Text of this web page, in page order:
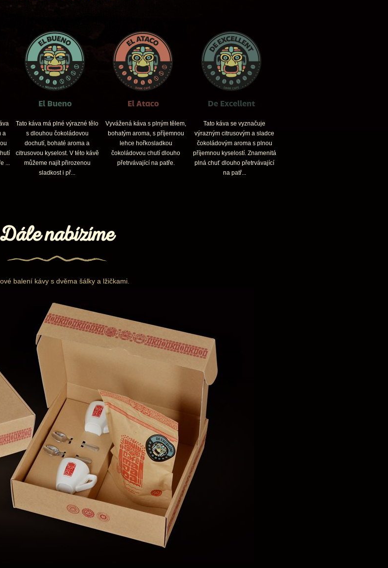
El Bueno El Ataco De Excellent
a
...
Tato káva má plné výrazné tělo
s dlouhou čokoládovou
dochutí, bohaté aroma a
citrusovou kyselost. V této kávě
můžeme najít přirozenou
sladkost i př...
Vyvážená káva s plným tělem,
bohatým aroma, s příjemnou
lehce hořkosladkou
čokoládovou chutí dlouho
přetrvávající na patře.
Tato káva se vyznačuje
výrazným citrusovým a sladce
čokoládovým aroma s plnou
příjemnou kyselostí. Znamenitá
plná chuť dlouho přetrvávající
na patř...
Dále nabízíme
balení kávy s dvěma šálky a lžičkami.